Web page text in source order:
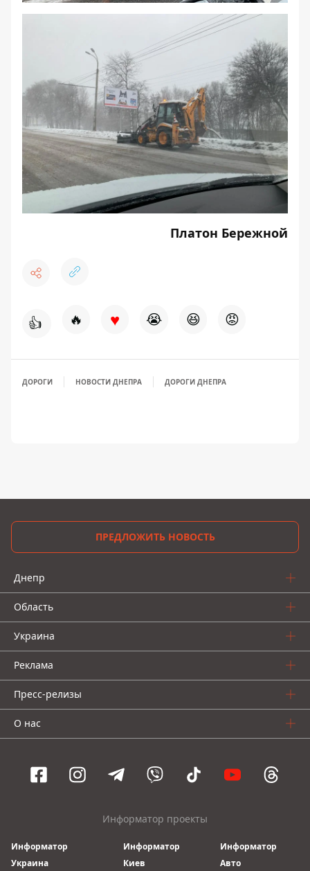
Платон Бережной
👍 🔥 ♥ 😭 😆 😡
ДОРОГИ НОВОСТИ ДНЕПРА ДОРОГИ ДНЕПРА
ПРЕДЛОЖИТЬ НОВОСТЬ
Днепр
Область
Украина
Реклама
Пресс-релизы
О нас
Информатор проекты
Информатор
Украина
Информатор
Киев
Информатор
Авто